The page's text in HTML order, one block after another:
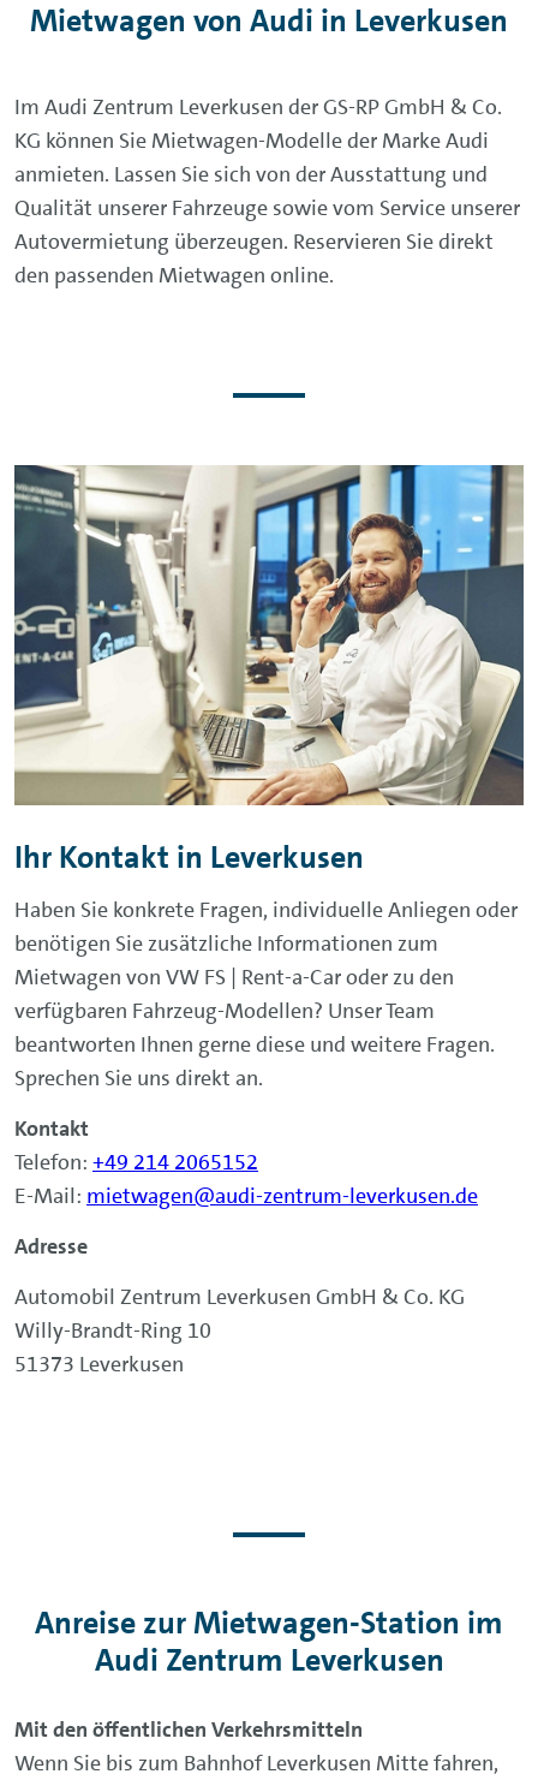
Mietwagen von Audi in Leverkusen
Im Audi Zentrum Leverkusen der GS-RP GmbH & Co.
KG können Sie Mietwagen-Modelle der Marke Audi
anmieten. Lassen Sie sich von der Ausstattung und
Qualität unserer Fahrzeuge sowie vom Service unserer
Autovermietung überzeugen. Reservieren Sie direkt
den passenden Mietwagen online.
Ihr Kontakt in Leverkusen
Haben Sie konkrete Fragen, individuelle Anliegen oder
benötigen Sie zusätzliche Informationen zum
Mietwagen von VW FS | Rent-a-Car oder zu den
verfügbaren Fahrzeug-Modellen? Unser Team
beantworten Ihnen gerne diese und weitere Fragen.
Sprechen Sie uns direkt an.
Kontakt
Telefon: +49 214 2065152
E-Mail: mietwagen@audi-zentrum-leverkusen.de
Adresse
Automobil Zentrum Leverkusen GmbH & Co. KG
Willy-Brandt-Ring 10
51373 Leverkusen
Anreise zur Mietwagen-Station im
Audi Zentrum Leverkusen
Mit den öffentlichen Verkehrsmitteln
Wenn Sie bis zum Bahnhof Leverkusen Mitte fahren,